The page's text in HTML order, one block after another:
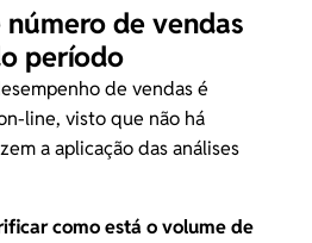
de vendas
período
de vendas é
line, visto que não há
a aplicação das análises
como está o volume de